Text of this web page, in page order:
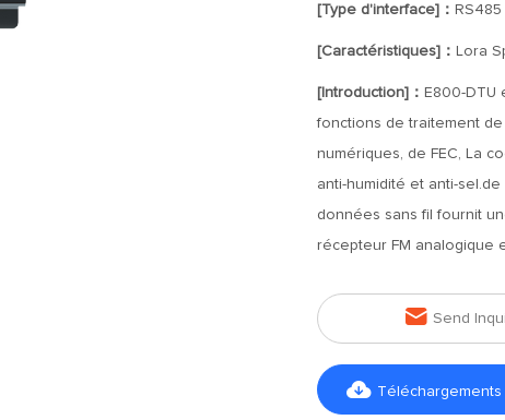
[Type d'interface]： RS485
[Caractéristiques]： Lora
[Introduction]： E800-
fonctions de traitement
numériques, de FEC, La
anti-humidité et anti-
données sans fil fournit
récepteur FM analogique
 Send
